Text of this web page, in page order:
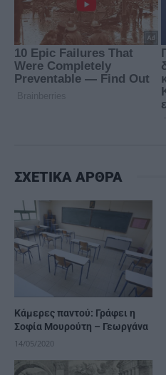
ΣΧΕΤΙΚΑ ΑΡΘΡΑ
Κάμερες παντού: Γράφει η
Σοφία Μουρούτη – Γεωργάνα
14/05/2020